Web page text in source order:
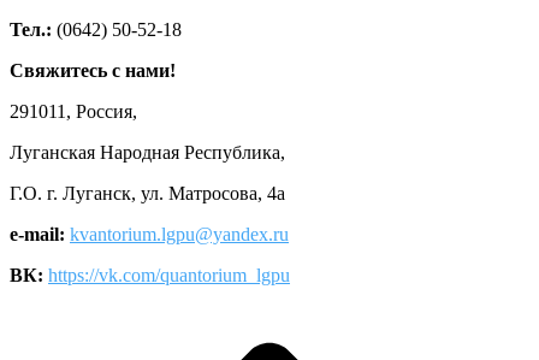
Тел.: (0642) 50-52-18
Свяжитесь с нами!
291011, Россия,
Луганская Народная Республика,
Г.О. г. Луганск, ул. Матросова, 4а
e-mail: kvantorium.lgpu@yandex.ru
ВК: https://vk.com/quantorium_lgpu